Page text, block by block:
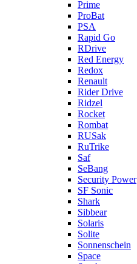
Prime
ProBat
PSA
Rapid Go
RDrive
Red Energy
Redox
Renault
Rider Drive
Ridzel
Rocket
Rombat
RUSak
RuTrike
Saf
SeBang
Security Power
SF Sonic
Shark
Sibbear
Solaris
Solite
Sonnenschein
Space